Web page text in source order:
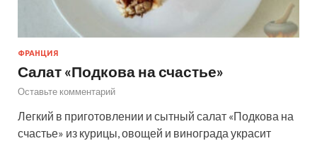
ФРАНЦИЯ
Салат «Подкова на счастье»
Оставьте комментарий
Легкий в приготовлении и сытный салат «Подкова на
счастье» из курицы, овощей и винограда украсит